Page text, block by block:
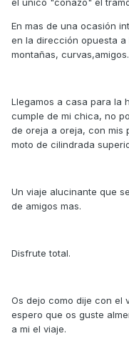
el unico "coñazo" el
En mas de una ocasión
en la dirección opuesta a
montañas,
Llegamos a casa para la
cumple de mi chica, no
de oreja a oreja, con mis
moto de cilindrada
Un viaje alucinante que
de amigos mas.
Disfrute total.
Os dejo como dije con el
espero que os guste
a mi el viaje.